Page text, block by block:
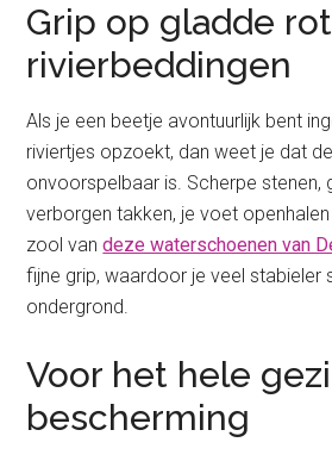
Grip op gladde
rivierbeddingen
Als je een beetje avontuurlijk bent
riviertjes opzoekt, dan weet je dat
onvoorspelbaar is. Scherpe stenen,
verborgen takken, je voet
zool vandeze waterschoenen van
fijne grip, waardoor je veel stabieler
ondergrond.
Voor het hele
bescherming